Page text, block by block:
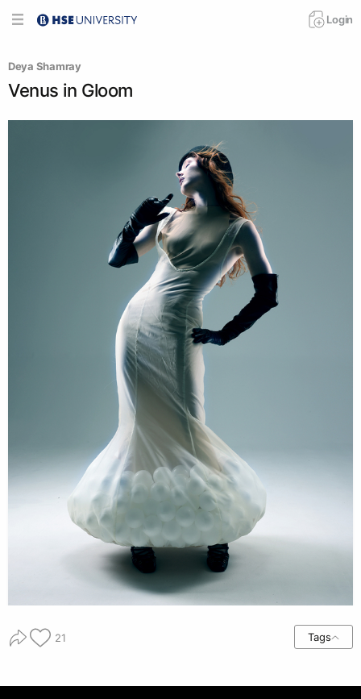
Login
Deya Shamray
Venus in Gloom
21 Tags